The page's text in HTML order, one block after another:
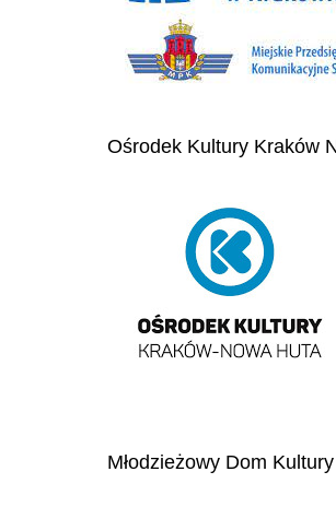
Ośrodek Kultury Kraków
Młodzieżowy Dom